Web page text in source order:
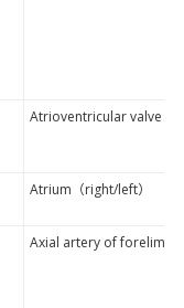
Atrioventricular valve
Atrium（right/left）
Axial artery of forelimb